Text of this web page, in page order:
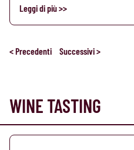
Leggi di più >>
< Precedenti Successivi >
WINE TASTING